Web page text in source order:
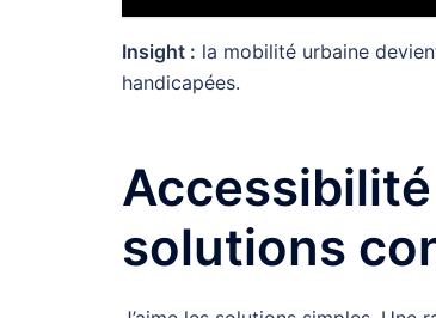
Insight : la mobilité urbaine
handicapées.
solutions